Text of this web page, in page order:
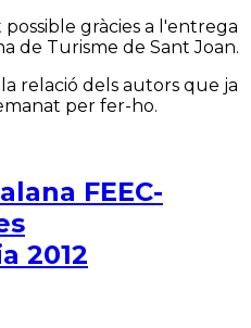
gràcies a l'entrega
de Turisme de Sant Joan.
relació dels autors que ja
per fer-ho.
FEEC-
2012